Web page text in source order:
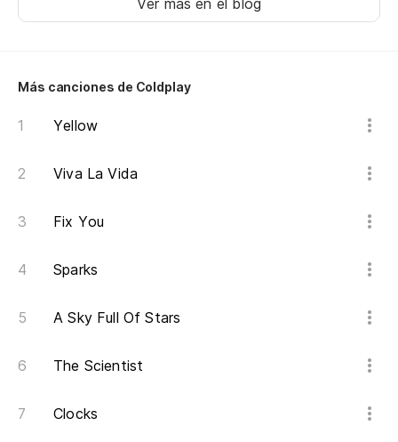
Ver más en el blog
Más canciones de Coldplay
Yellow
Viva La Vida
Fix You
Sparks
A Sky Full Of Stars
The Scientist
Clocks